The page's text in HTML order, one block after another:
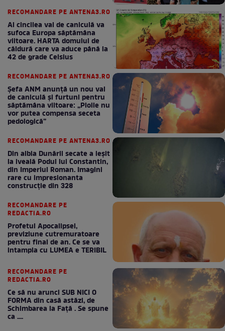
RECOMANDARE PE ANTENA3.RO
Al cincilea val de caniculă va
sufoca Europa săptămâna
viitoare. HARTA domului de
căldură care va aduce până la
42 de grade Celsius
RECOMANDARE PE ANTENA3.RO
Șefa ANM anunță un nou val
de caniculă și furtuni pentru
săptămâna viitoare: „Ploile nu
vor putea compensa seceta
pedologică”
RECOMANDARE PE ANTENA3.RO
Din albia Dunării secate a ieșit
la iveală Podul lui Constantin,
din Imperiul Roman. Imagini
rare cu impresionanta
construcție din 328
RECOMANDARE PE
REDACTIA.RO
Profetul Apocalipsei,
previziune cutremuratoare
pentru final de an. Ce se va
intampla cu LUMEA e TERIBIL
RECOMANDARE PE
REDACTIA.RO
Ce să nu arunci SUB NICI O
FORMA din casă astăzi, de
Schimbarea la Față . Se spune
ca ....